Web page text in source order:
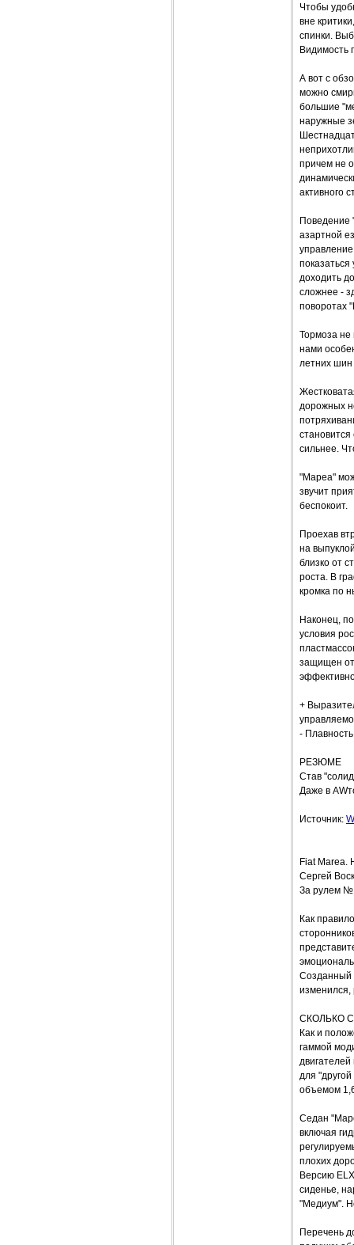
Чтобы
вне
спинки.
Видимость
А вот с
можно
большие
наружные
причем не
активного
Поведение
азартной
доходить
сложнее -
поворотах
Тормоза
нами
летних шин
дорожных
сильнее.
"Мареа"
звучит
беспокоит.
Проехав
на
близко от
роста. В
кромка по
Наконец,
условия
защищен от
+
-
РЕЗЮМЕ
Став
Даже в
Источник:
Fiat
Сергей
За рулем
Как
Созданный
изменился,
СКОЛЬКО
Как и
гаммой
для
объемом
Седан
включая
плохих
Версию
сиденье,
"Медиум".
Перечень